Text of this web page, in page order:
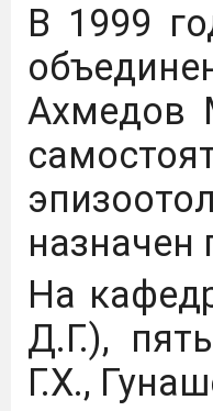
В 1999
Ахмедов
На
Д.Г.),
Г.Х.,